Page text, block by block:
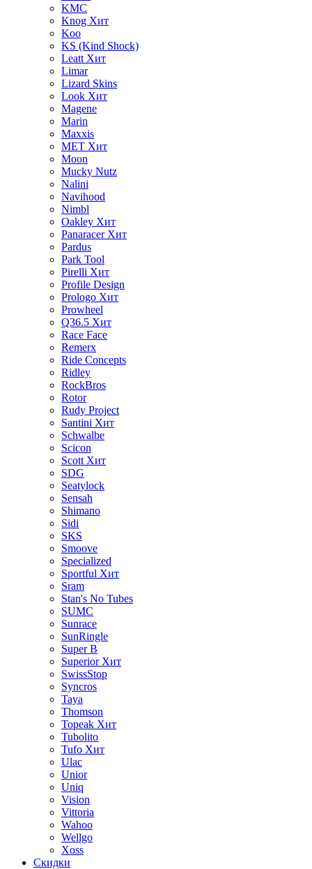
KMC
Knog Хит
Koo
KS (Kind Shock)
Leatt Хит
Limar
Lizard Skins
Look Хит
Magene
Marin
Maxxis
MET Хит
Moon
Mucky Nutz
Nalini
Navihood
Nimbl
Oakley Хит
Panaracer Хит
Pardus
Park Tool
Pirelli Хит
Profile Design
Prologo Хит
Prowheel
Q36.5 Хит
Race Face
Remerx
Ride Concepts
Ridley
RockBros
Rotor
Rudy Project
Santini Хит
Schwalbe
Scicon
Scott Хит
SDG
Seatylock
Sensah
Shimano
Sidi
SKS
Smoove
Specialized
Sportful Хит
Sram
Stan's No Tubes
SUMC
Sunrace
SunRingle
Super B
Superior Хит
SwissStop
Syncros
Taya
Thomson
Topeak Хит
Tubolito
Tufo Хит
Ulac
Unior
Uniq
Vision
Vittoria
Wahoo
Wellgo
Xoss
Скидки